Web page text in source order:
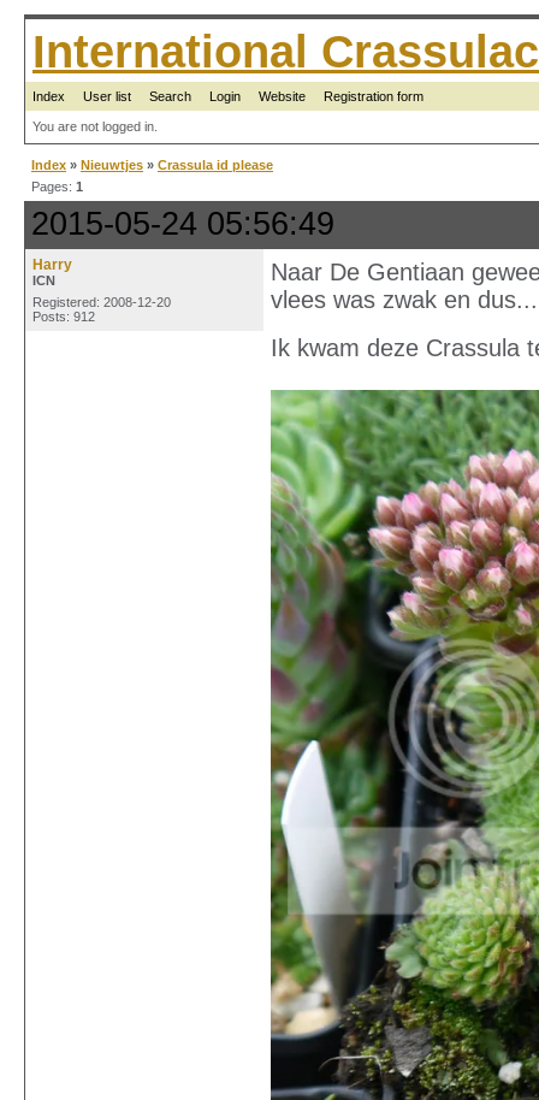
International
Index User list Search Login Website Registration form
You are not logged in.
Index » Nieuwtjes » Crassula id please
Pages: 1
2015-05-24 05:56:49
Harry
ICN
Registered: 2008-12-20
Posts: 912
Naar De Gentiaan
vlees was zwak en
Ik kwam deze Crassula